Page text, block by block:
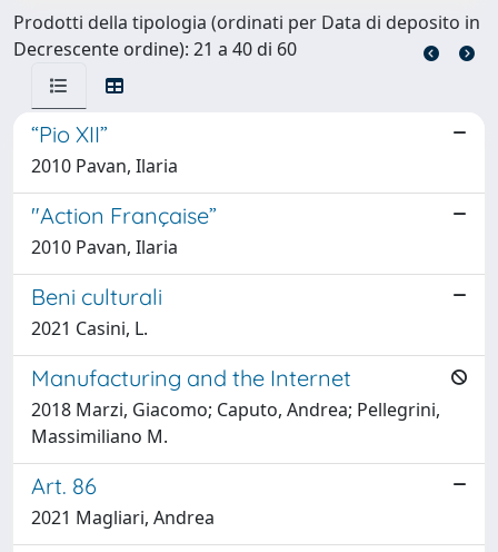
Prodotti della tipologia (ordinati per Data di deposito in
Decrescente ordine): 21 a 40 di 60
“Pio XII”
2010 Pavan, Ilaria
"Action Française”
2010 Pavan, Ilaria
Beni culturali
2021 Casini, L.
Manufacturing and the Internet
2018 Marzi, Giacomo; Caputo, Andrea; Pellegrini,
Massimiliano M.
Art. 86
2021 Magliari, Andrea